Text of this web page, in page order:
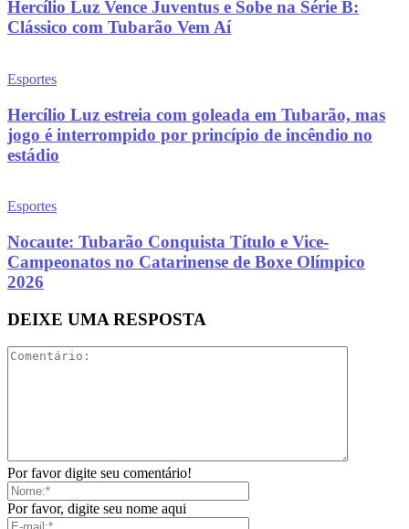
Hercílio Luz Vence Juventus e Sobe na Série B:
Clássico com Tubarão Vem Aí
Esportes
Hercílio Luz estreia com goleada em Tubarão, mas
jogo é interrompido por princípio de incêndio no
estádio
Esportes
Nocaute: Tubarão Conquista Título e Vice-
Campeonatos no Catarinense de Boxe Olímpico
2026
DEIXE UMA RESPOSTA
Por favor digite seu comentário!
Por favor, digite seu nome aqui